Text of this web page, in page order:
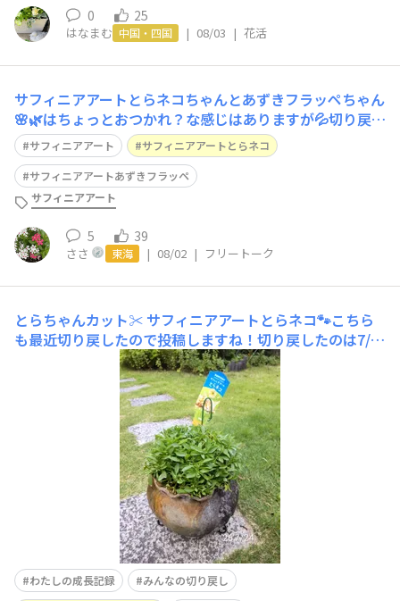
0 25
はなまむ 中国・四国 | 08/03 | 花活
サフィニアアートとらネコちゃんとあずきフラッペちゃん
🌸🌿はちょっとおつかれ？な感じはありますが💦切り戻し
から咲いてきました。
サフィニアアート
サフィニアアートとらネコ
サフィニアアートあずきフラッペ
サフィニアアート
5 39
ささ 東海 | 08/02 | フリートーク
とらちゃんカット✂ サフィニアアートとらネコ🐾こちら
も最近切り戻したので投稿しますね！切り戻したのは7/2
47/19満開の時↓何度も満開を楽しみたいので満開から1
週間以内には切ります✂カット後はリキダスをあげてます
よとらちゃんのカットで意識してるのは丸く丸くですコー
ラルチークの漫画盛りよりも軽めの大盛り？？意味わから
わたしの成長記録
みんなの切り戻し